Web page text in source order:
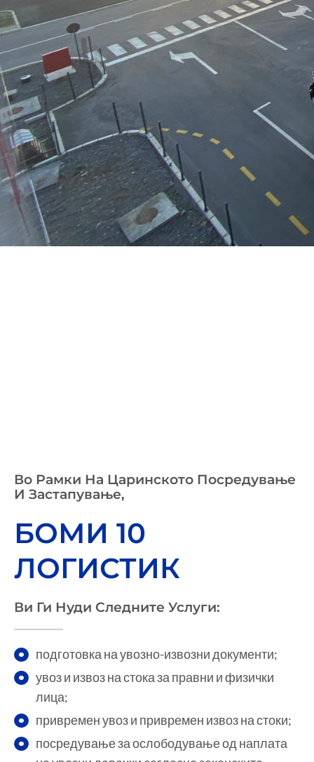
Во Рамки На Царинското Посредување
И Застапување,
БОМИ 10
ЛОГИСТИК
Ви Ги Нуди Следните Услуги:
подготовка на увозно-извозни документи;
увоз и извоз на стока за правни и физички
лица;
привремен увоз и привремен извоз на стоки;
посредување за ослободување од наплата